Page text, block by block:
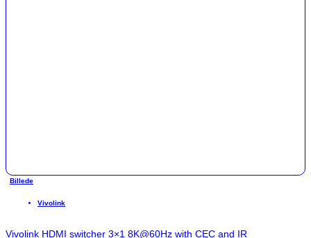
Billede
Vivolink
Vivolink HDMI switcher 3×1 8K@60Hz with CEC and IR